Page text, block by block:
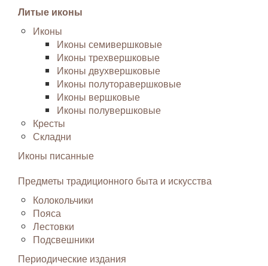
Литые иконы
Иконы
Иконы семивершковые
Иконы трехвершковые
Иконы двухвершковые
Иконы полуторавершковые
Иконы вершковые
Иконы полувершковые
Кресты
Складни
Иконы писанные
Предметы традиционного быта и искусства
Колокольчики
Пояса
Лестовки
Подсвешники
Периодические издания